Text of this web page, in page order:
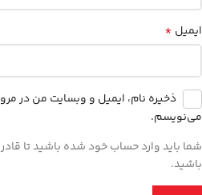
ایمیل *
ذخیره نام، ایمیل و وبسایت من در
می‌نویسم.
شما باید وارد حساب خود شده باشید تا
باشید.